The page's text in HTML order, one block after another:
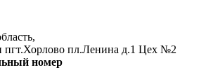
,
пгт.Хорлово пл.Ленина д.1 Цех №2
номер